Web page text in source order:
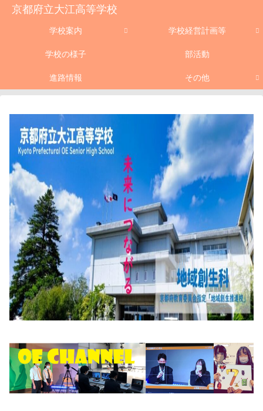
京都府立大江高等学校
学校案内 学校経営計画等
学校の様子 部活動
進路情報 その他